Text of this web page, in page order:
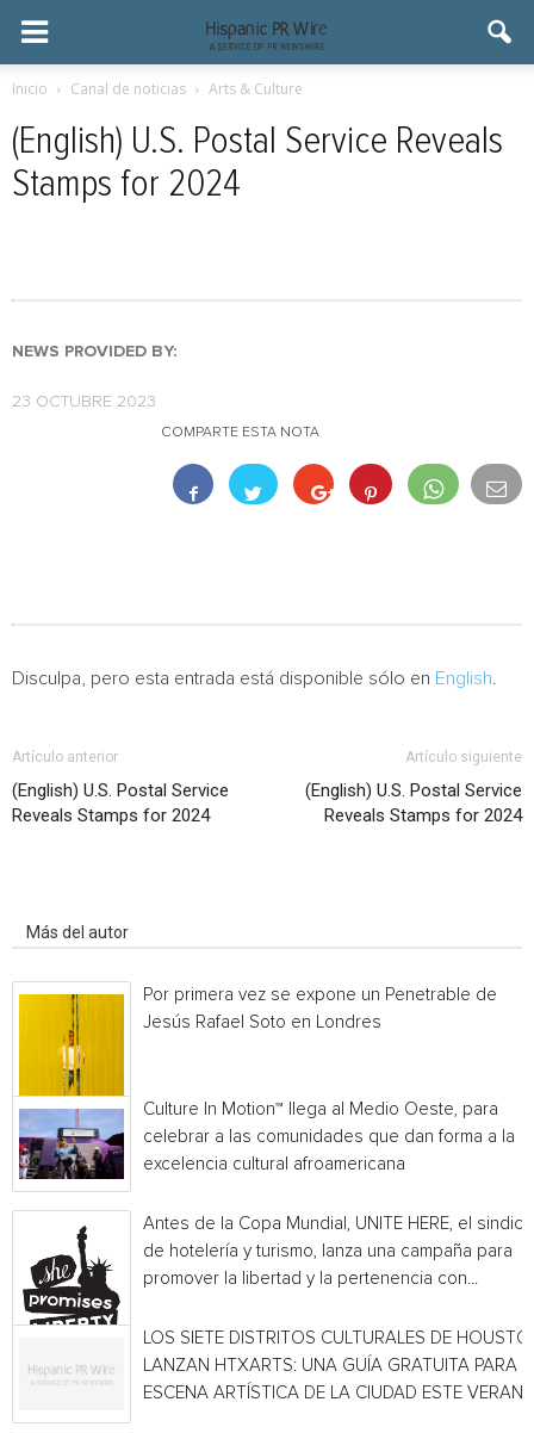
Inicio Canal de noticias Arts & Culture
(English) U.S. Postal Service Reveals
Stamps for 2024
NEWS PROVIDED BY:
23 OCTUBRE 2023
COMPARTE ESTA NOTA
Disculpa, pero esta entrada está disponible sólo en English
Artículo anterior
(English) U.S. Postal Service
Reveals Stamps for 2024
Artículo siguiente
(English) U.S. Postal Service
Reveals Stamps for 2024
Más del autor
Por primera vez se expone un Penetrable de
Jesús Rafael Soto en Londres
Culture In Motion™ llega al Medio Oeste, para
celebrar a las comunidades que dan forma a la
excelencia cultural afroamericana
Antes de la Copa Mundial, UNITE HERE, el
de hotelería y turismo, lanza una campaña para
promover la libertad y la pertenencia con...
LOS SIETE DISTRITOS CULTURALES DE
LANZAN HTXARTS: UNA GUÍA GRATUITA PARA
ESCENA ARTÍSTICA DE LA CIUDAD ESTE